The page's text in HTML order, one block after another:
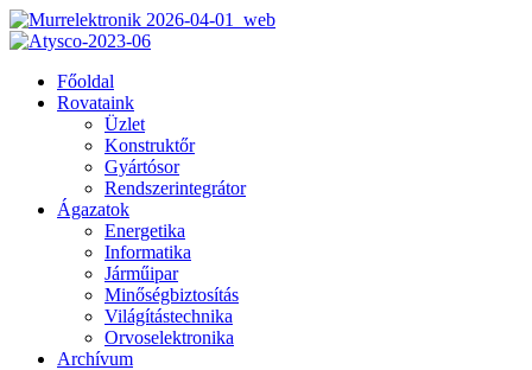
Főoldal
Rovataink
Üzlet
Konstruktőr
Gyártósor
Rendszerintegrátor
Ágazatok
Energetika
Informatika
Járműipar
Minőségbiztosítás
Világítástechnika
Orvoselektronika
Archívum